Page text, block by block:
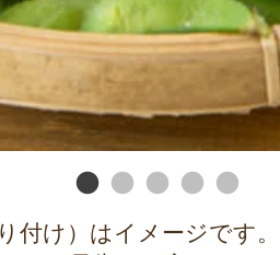
付け）はイメージです。